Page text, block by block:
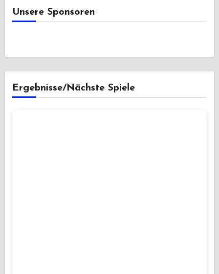
Unsere Sponsoren
Ergebnisse/Nächste Spiele